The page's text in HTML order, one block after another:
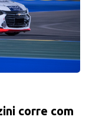
corre com